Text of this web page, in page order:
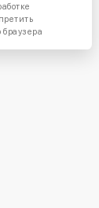
браузера